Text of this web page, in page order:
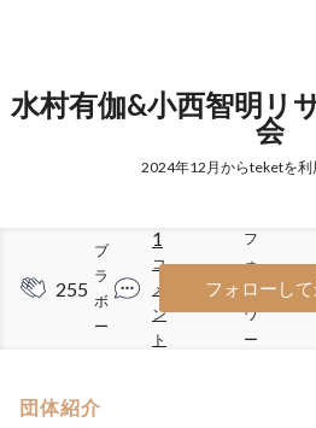
水村有伽&小西智明リ
会
2024年12月からteketを利
255
ブ
ラ
ボ
ー
1
コ
メ
ン
ト
23
フ
ォ
ロ
ワ
ー
フォローし
団体紹介